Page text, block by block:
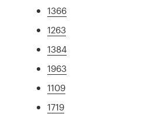
1366
1263
1384
1963
1109
1719